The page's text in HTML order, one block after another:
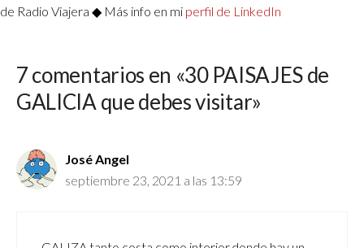
de Radio Viajera ◆ Más info en mi perfil de LinkedIn
7 comentarios en «30 PAISAJES de
GALICIA que debes visitar»
José Angel
septiembre 23, 2021 a las 13:59